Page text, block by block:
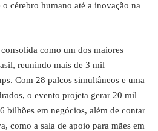
o cérebro humano até a inovação na
como um dos maiores
reunindo mais de 3 mil
Com 28 palcos simultâneos e uma
o evento projeta gerar 20 mil
bilhões em negócios, além de contar
como a sala de apoio para mães em